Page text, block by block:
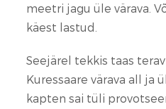
meetri jagu üle värava.
käest lastud.
Seejärel tekkis taas
Kuressaare värava all ja
kapten sai tüli